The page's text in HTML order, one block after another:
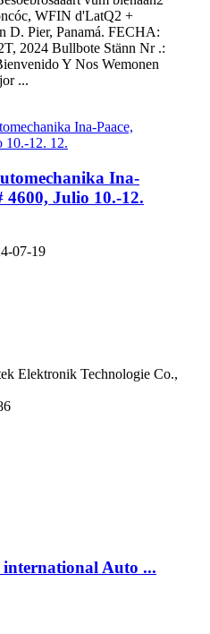
WFIN d'LatQ2 +
D. Pier, Panamá. FECHA:
2024 Bullbote Stänn Nr .:
Y Nos Wemonen
...
Ina-
4600, Julio 10.-12.
07-19
Elektronik Technologie Co.,
Auto ...